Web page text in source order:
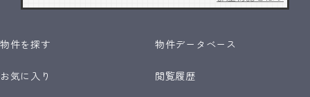
物件を探す 物件データベース
お気に入り 閲覧履歴